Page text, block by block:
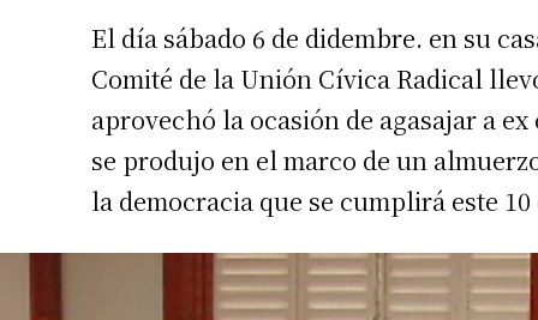
El día sábado 6 de didembre. en su
Comité de la Unión Cívica Radical
aprovechó la ocasión de agasajar a
se produjo en el marco de un
la democracia que se cumplirá este